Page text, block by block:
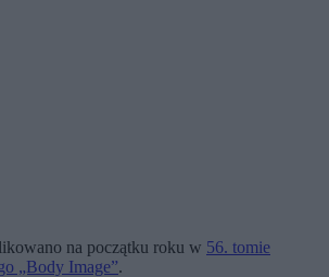
na początku roku w 56. tomie
„Body Image”.